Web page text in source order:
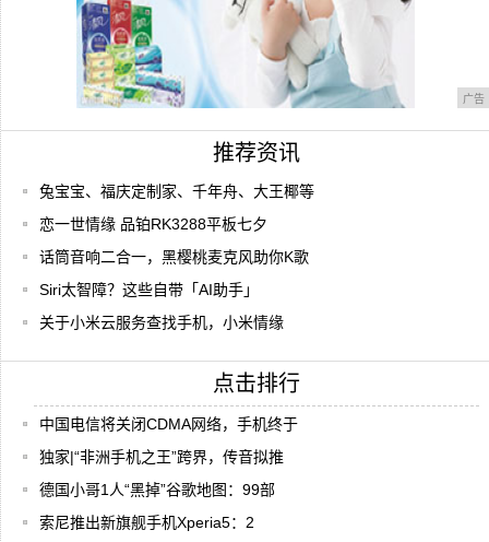
广告
推荐资讯
兔宝宝、福庆定制家、千年舟、大王椰等
恋一世情缘 品铂RK3288平板七夕
话筒音响二合一，黑樱桃麦克风助你K歌
Siri太智障？这些自带「AI助手」
关于小米云服务查找手机，小米情缘
点击排行
中国电信将关闭CDMA网络，手机终于
独家|“非洲手机之王”跨界，传音拟推
德国小哥1人“黑掉”谷歌地图：99部
索尼推出新旗舰手机Xperia5：2